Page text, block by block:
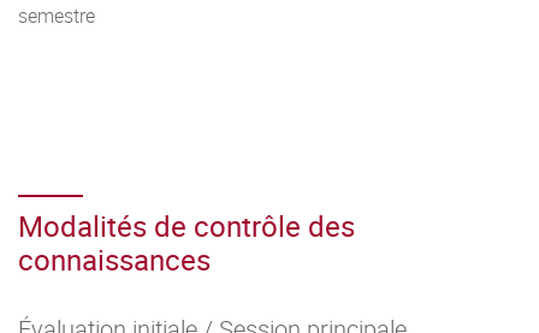
semestre
Modalités de contrôle des
connaissances